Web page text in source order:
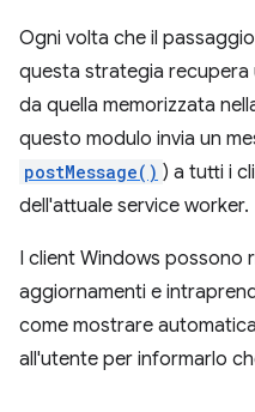
Ogni volta che il
questa strategia recupera
da quella memorizzata
questo modulo invia un
postMessage() ) a tutti i
dell'attuale service worker.
I client Windows possono
aggiornamenti e
come mostrare
all'utente per informarlo